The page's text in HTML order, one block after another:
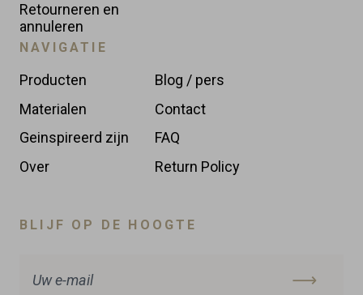
Retourneren en
annuleren
NAVIGATIE
Producten
Materialen
Geinspireerd zijn
Over
Blog / pers
Contact
FAQ
Return Policy
BLIJF OP DE HOOGTE